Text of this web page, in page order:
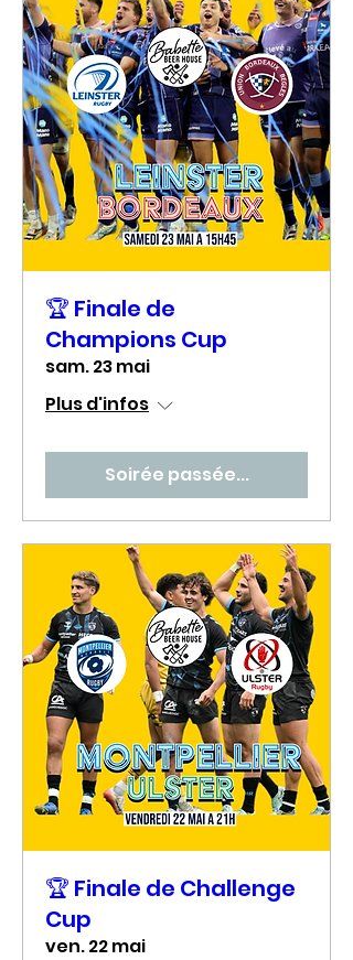
🏆 Finale de
Champions Cup
sam. 23 mai
Plus d'infos
Soirée passée...
🏆 Finale de Challenge
Cup
ven. 22 mai